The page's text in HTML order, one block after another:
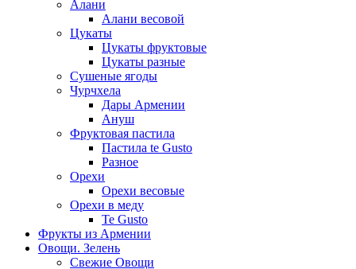
Алани
Алани весовой
Цукаты
Цукаты фруктовые
Цукаты разные
Сушеные ягоды
Чурчхела
Дары Армении
Ануш
Фруктовая пастила
Пастила te Gusto
Разное
Орехи
Орехи весовые
Орехи в меду
Te Gusto
Фрукты из Армении
Овощи. Зелень
Свежие Овощи